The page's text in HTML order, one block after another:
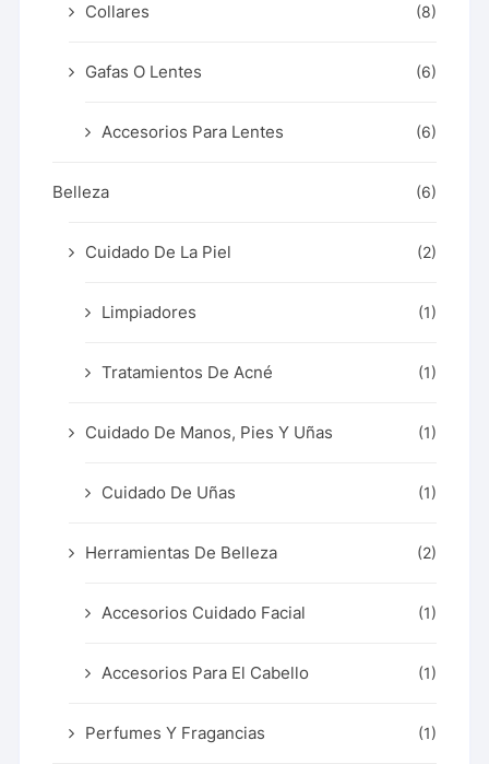
Collares (8)
Gafas O Lentes (6)
Accesorios Para Lentes (6)
Belleza (6)
Cuidado De La Piel (2)
Limpiadores (1)
Tratamientos De Acné (1)
Cuidado De Manos, Pies Y Uñas (1)
Cuidado De Uñas (1)
Herramientas De Belleza (2)
Accesorios Cuidado Facial (1)
Accesorios Para El Cabello (1)
Perfumes Y Fragancias (1)